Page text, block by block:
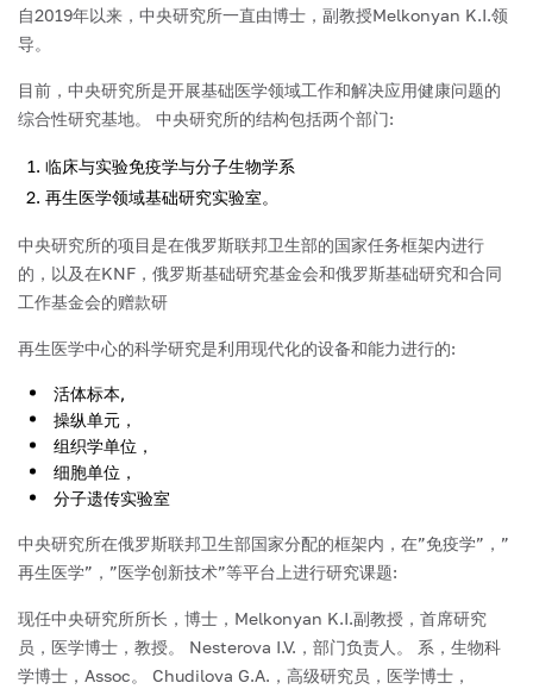
自2019年以来，中央研究所一直由博士，副教授Melkonyan K.I.领
导。
目前，中央研究所是开展基础医学领域工作和解决应用健康问题的
综合性研究基地。 中央研究所的结构包括两个部门:
临床与实验免疫学与分子生物学系
再生医学领域基础研究实验室。
中央研究所的项目是在俄罗斯联邦卫生部的国家任务框架内进行
的，以及在KNF，俄罗斯基础研究基金会和俄罗斯基础研究和合同
工作基金会的赠款研
再生医学中心的科学研究是利用现代化的设备和能力进行的:
活体标本,
操纵单元，
组织学单位，
细胞单位，
分子遗传实验室
中央研究所在俄罗斯联邦卫生部国家分配的框架内，在”免疫学”，”
再生医学”，”医学创新技术”等平台上进行研究课题:
现任中央研究所所长，博士，Melkonyan K.I.副教授，首席研究
员，医学博士，教授。 Nesterova I.V.，部门负责人。 系，生物科
学博士，Assoc。 Chudilova G.A.，高级研究员，医学博士，